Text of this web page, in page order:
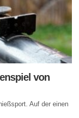
von
Auf der einen